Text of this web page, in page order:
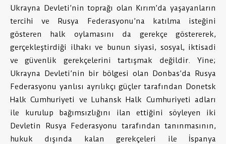
Ukrayna Devleti’nin toprağı olan Kırım’da yaşayanların
tercihi ve Rusya Federasyonu’na katılma isteğini
gösteren halk oylamasını da gerekçe göstererek,
gerçekleştirdiği ilhakı ve bunun siyasi, sosyal, iktisadi
ve güvenlik gerekçelerini tartışmak değildir. Yine;
Ukrayna Devleti’nin bir bölgesi olan Donbas’da Rusya
Federasyonu yanlısı ayrılıkçı güçler tarafından Donetsk
Halk Cumhuriyeti ve Luhansk Halk Cumhuriyeti adları
ile kurulup bağımsızlığını ilan ettiğini söyleyen iki
Devletin Rusya Federasyonu tarafından tanınmasının,
hukuk dışında kalan gerekçeleri ile İspanya